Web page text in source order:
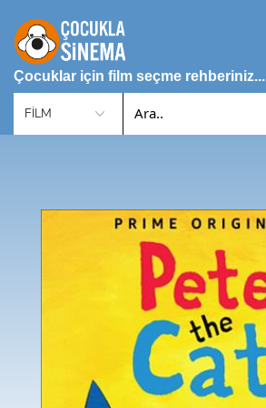
Çocuklar için film seçme rehberiniz...